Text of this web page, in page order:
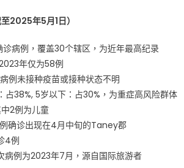
Aquarium〉
2025年5月1日）
病例，覆盖30个辖区，为近年最高纪录
年仅为58例
例未接种疫苗或接种状态不明
占38%, 5岁以下：占30%，为重症高风险群体
2例为儿童
确诊出现在4月中旬的Taney郡
4例
病例为2023年7月，源自国际旅游者